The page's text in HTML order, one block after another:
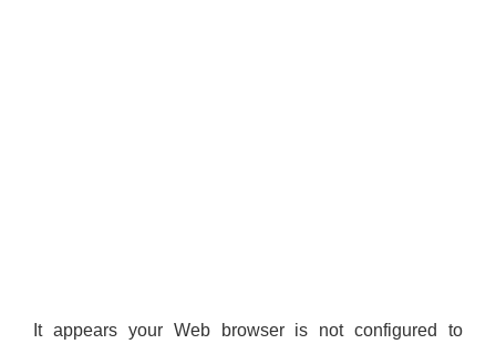
It appears your Web browser is not configured to